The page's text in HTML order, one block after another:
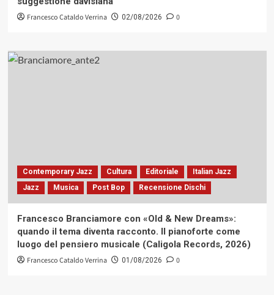
Francesco Cataldo Verrina 02/08/2026 0
Contemporary Jazz Cultura Editoriale
Italian Jazz
Jazz
Musica Post Bop Recensione Dischi
Francesco Branciamore con «Old & New Dreams»:
quando il tema diventa racconto. Il pianoforte come
luogo del pensiero musicale (Caligola Records, 2026)
Francesco Cataldo Verrina 01/08/2026 0